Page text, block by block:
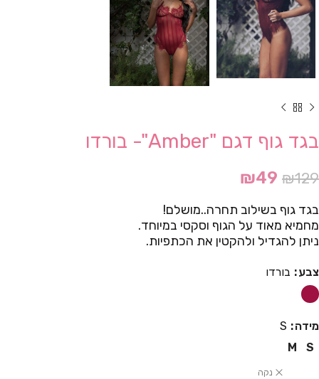
בגד גוף דגם "Amber"- בורדו
₪129
₪49
בגד גוף בשילוב תחרה..מושלם!
מחמיא מאוד על הגוף וסקסי במיוחד.
ניתן להגדיל ולהקטין את הכתפיות.
צבע בורדו
מידה
S
S
M
נקה